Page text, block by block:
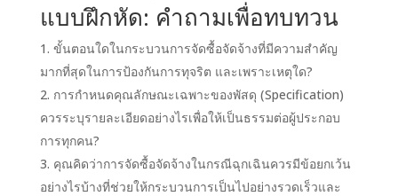
แบบฝึกหัด: คำถามเพื่อทบทวน
ขั้นตอนใดในกระบวนการจัดซื้อจัดจ้างที่มีความสำคัญ
มากที่สุดในการป้องกันการทุจริต และเพราะเหตุใด?
การกำหนดคุณลักษณะเฉพาะของพัสดุ (Specification)
ควรระบุรายละเอียดอย่างไรเพื่อให้เป็นธรรมต่อผู้ประกอบ
การทุกคน?
คุณคิดว่าการจัดซื้อจัดจ้างในกรณีฉุกเฉินควรมีข้อยกเว้น
อย่างไรบ้างที่ช่วยให้กระบวนการเป็นไปอย่างรวดเร็วและ